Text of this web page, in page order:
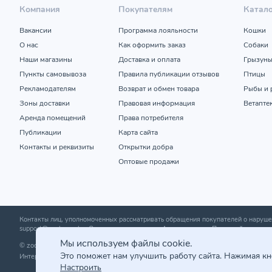
Компания
Вакансии
О нас
Наши магазины
Пункты самовывоза
Рекламодателям
Зоны доставки
Аренда помещений
Публикации
Контакты и реквизиты
Покупателям
Программа лояльности
Как оформить заказ
Доставка и оплата
Правила публикации отзывов
Возврат и обмен товара
Правовая информация
Права потребителя
Карта сайта
Открытки добра
Оптовые продажи
Кошки
Собаки
Грызуны
Птицы
Рыбы и
Контакты лиц, уполномоченных рассматривать обращения покупателей о
support@zoobazar.by; Отдел торговли и услуг Администрации Первомайского р-
© zoobazar.by 2026 | ООО «Ветзообазар», УНП 192636458 | г. Минск, пр-т
Интернет-магазин зарегистрирован в торговом реестре 25.03.2020 г. |
Мы используем файлы cookie.
Это поможет нам улучшить работу сайта. Нажимая
Настроить